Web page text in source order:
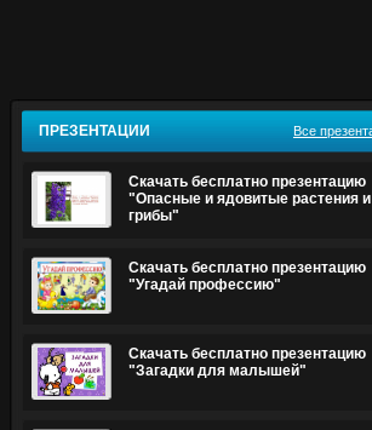
ПРЕЗЕНТАЦИИ Все
Скачать бесплатно презентацию
"Опасные и ядовитые растения и
грибы"
Скачать бесплатно презентацию
"Угадай профессию"
Скачать бесплатно презентацию
"Загадки для малышей"